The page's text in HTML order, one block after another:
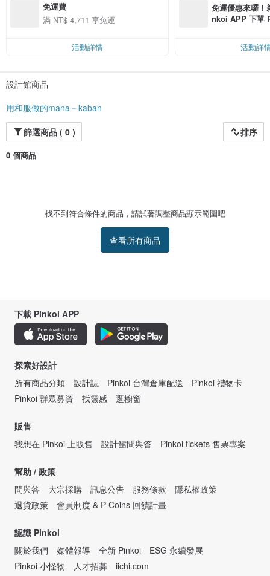
免運費
滿 NT$ 4,711 享免運
活動詳情
免運優惠來囉
nkoi APP 下單
活動詳
設計館商品
用和服做的mana－kaban
篩選商品 ( 0 )
排序
0 個商品
找不到符合條件的商品，請試著調整商品顯示範圍吧
查看所有商品
下載 Pinkoi APP
探索好設計
所有商品分類
設計誌 Pinkoi 台灣倉庫配送
Pinkoi 禮物卡
Pinkoi 群眾募資
找靈感 逛櫥窗
販售
我想在 Pinkoi 上販售
設計館問與答 Pinkoi tickets 售票專案
幫助 / 政策
問與答
大宗採購 訊息公告 服務條款
隱私權政策
退貨政策
會員制度 & P Coins 回饋計畫
認識 Pinkoi
關於我們
媒體報導 全新 Pinkoi
ESG 永續發展
Pinkoi 小怪物
人才招募 iichi.com